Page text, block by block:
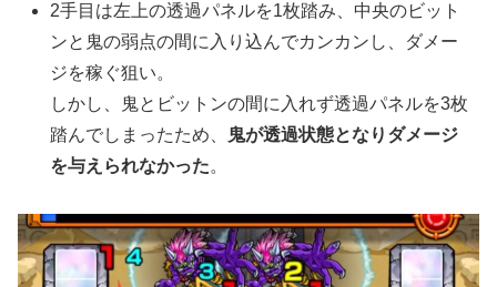
2手目は左上の透過パネルを1枚踏み、中央のビット
ンと鬼の弱点の間に入り込んでカンカンし、ダメー
ジを稼ぐ狙い。
しかし、鬼とビットンの間に入れず透過パネルを3枚
踏んでしまったため、
鬼が透過状態となりダメージ
を与えられなかった。